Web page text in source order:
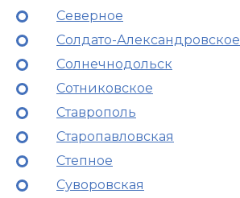
Северное
Солдато-Александровское
Солнечнодольск
Сотниковское
Ставрополь
Старопавловская
Степное
Суворовская